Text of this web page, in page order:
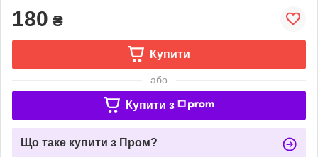
180 ₴
Купити
або
Купити з
Що таке купити з Пром?